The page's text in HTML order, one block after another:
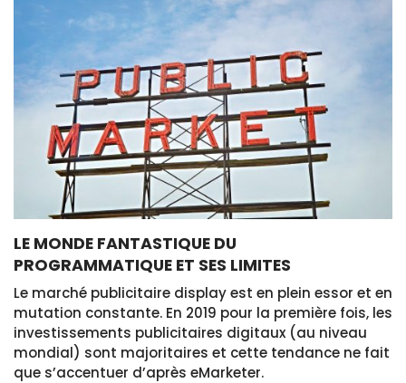
LE MONDE FANTASTIQUE DU
PROGRAMMATIQUE ET SES LIMITES
Le marché publicitaire display est en plein essor et en
mutation constante. En 2019 pour la première fois, les
investissements publicitaires digitaux (au niveau
mondial) sont majoritaires et cette tendance ne fait
que s’accentuer d’après eMarketer.